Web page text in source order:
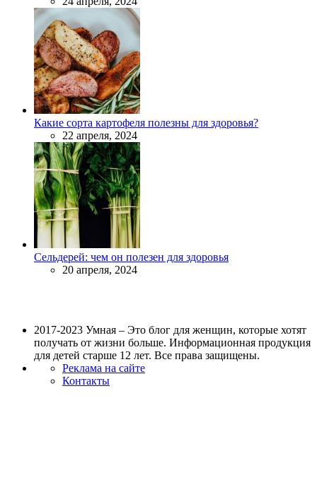
Какие сорта картофеля полезны для здоровья?
22 апреля, 2024
Сельдерей: чем он полезен для здоровья
20 апреля, 2024
2017-2023 Умная – Это блог для женщин, которые хотят
получать от жизни больше. Информационная продукция
для детей старше 12 лет. Все права защищены.
Реклама на сайте
Контакты